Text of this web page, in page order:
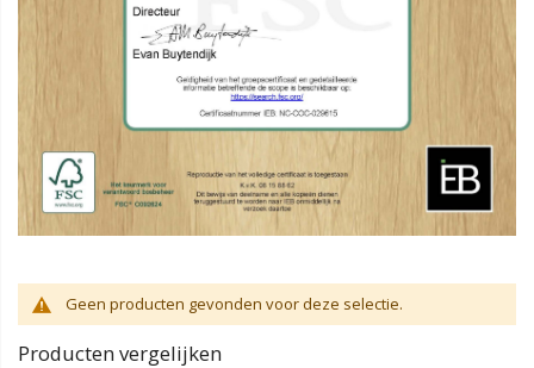
Geen producten gevonden voor deze selectie.
Producten vergelijken